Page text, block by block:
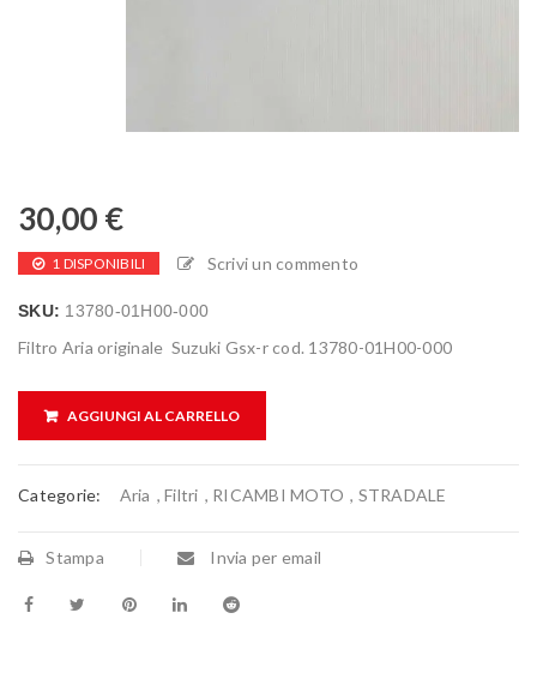
30,00 €
1 DISPONIBILI Scrivi un commento
SKU: 13780-01H00-000
Filtro Aria originale Suzuki Gsx-r cod. 13780-01H00-000
AGGIUNGI AL CARRELLO
Categorie: Aria , Filtri , RICAMBI MOTO , STRADALE
Stampa Invia per email